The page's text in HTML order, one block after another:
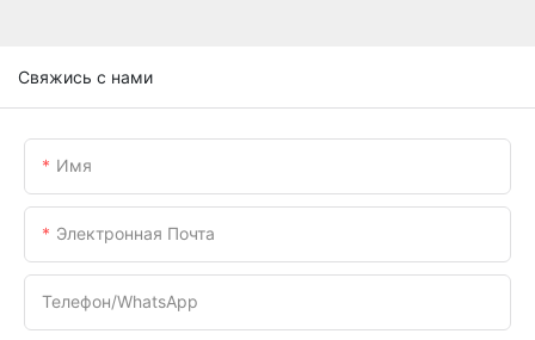
Свяжись с нами
Имя
Электронная Почта
Телефон/WhatsApp